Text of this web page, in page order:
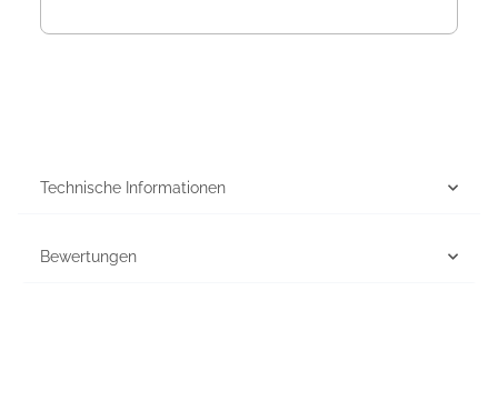
Technische Informationen
Bewertungen